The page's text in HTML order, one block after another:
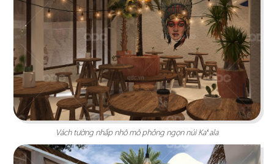
HOÀNG TÂM
Phong cách Indochine lấy thiên nhiên làm điểm
nhấn tái hiện nét văn hóa Đông và Tây
Chi tiết
Vách tường nhấp nhô mô phỏng ngọn núi Kaʻala